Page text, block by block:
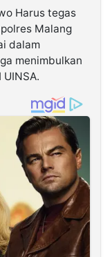
Harus tegas
Malang
dalam
menimbulkan